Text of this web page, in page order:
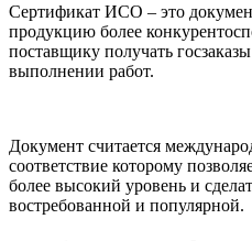
Сертификат ИСО – это
продукцию более
поставщику получать
выполнении работ.
Документ считается
соответствие которому
более высокий уровень и
востребованной и популярной.